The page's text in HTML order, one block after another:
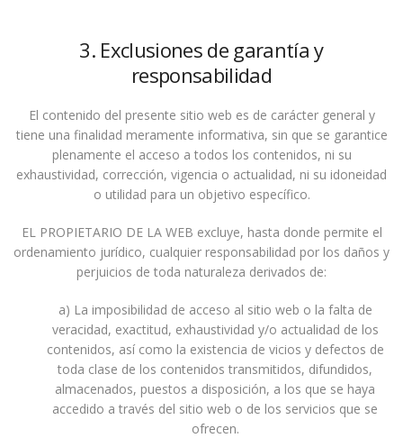
3. Exclusiones de garantía y
responsabilidad
El contenido del presente sitio web es de carácter general y
tiene una finalidad meramente informativa, sin que se garantice
plenamente el acceso a todos los contenidos, ni su
exhaustividad, corrección, vigencia o actualidad, ni su idoneidad
o utilidad para un objetivo específico.
EL PROPIETARIO DE LA WEB excluye, hasta donde permite el
ordenamiento jurídico, cualquier responsabilidad por los daños y
perjuicios de toda naturaleza derivados de:
a) La imposibilidad de acceso al sitio web o la falta de
veracidad, exactitud, exhaustividad y/o actualidad de los
contenidos, así como la existencia de vicios y defectos de
toda clase de los contenidos transmitidos, difundidos,
almacenados, puestos a disposición, a los que se haya
accedido a través del sitio web o de los servicios que se
ofrecen.